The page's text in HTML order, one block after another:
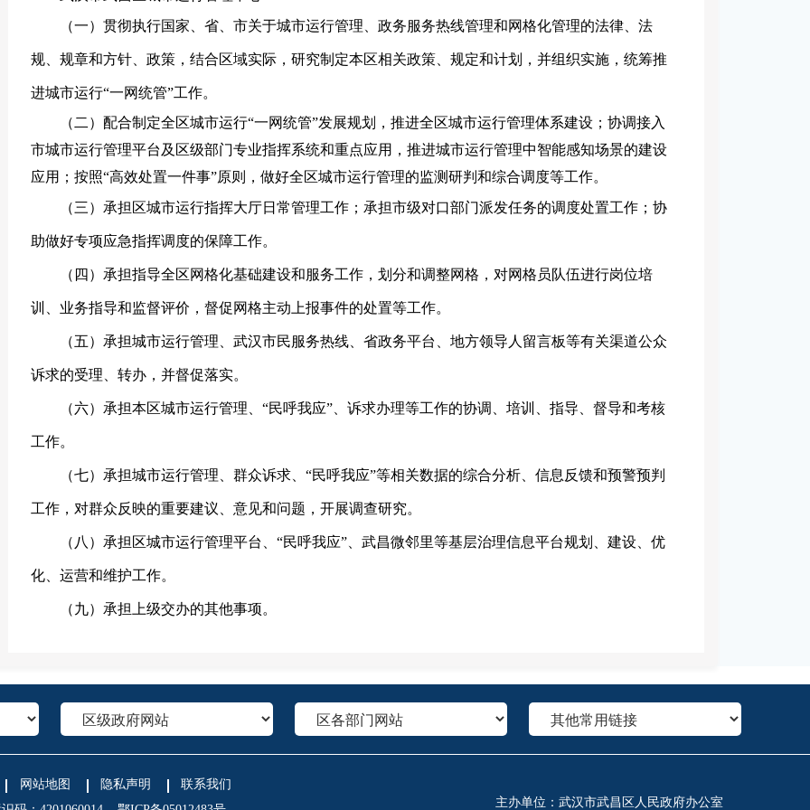
（一）贯彻执行国家、省、市关于城市运行管理、政务服务热线管理和网格化管理的法律、法
规、规章和方针、政策，结合区域实际，研究制定本区相关政策、规定和计划，并组织实施，统筹推
进城市运行“一网统管”工作。
（二）配合制定全区城市运行“一网统管”发展规划，推进全区城市运行管理体系建设；协调接入
市城市运行管理平台及区级部门专业指挥系统和重点应用，推进城市运行管理中智能感知场景的建设
应用；按照“高效处置一件事”原则，做好全区城市运行管理的监测研判和综合调度等工作。
（三）承担区城市运行指挥大厅日常管理工作；承担市级对口部门派发任务的调度处置工作；协
助做好专项应急指挥调度的保障工作。
（四）承担指导全区网格化基础建设和服务工作，划分和调整网格，对网格员队伍进行岗位培
训、业务指导和监督评价，督促网格主动上报事件的处置等工作。
（五）承担城市运行管理、武汉市民服务热线、省政务平台、地方领导人留言板等有关渠道公众
诉求的受理、转办，并督促落实。
（六）承担本区城市运行管理、“民呼我应”、诉求办理等工作的协调、培训、指导、督导和考核
工作。
（七）承担城市运行管理、群众诉求、“民呼我应”等相关数据的综合分析、信息反馈和预警预判
工作，对群众反映的重要建议、意见和问题，开展调查研究。
（八）承担区城市运行管理平台、“民呼我应”、武昌微邻里等基层治理信息平台规划、建设、优
化、运营和维护工作。
（九）承担上级交办的其他事项。
网站地图 隐私声明
联系我们
主办单位：武汉市武昌区人民政府办公室